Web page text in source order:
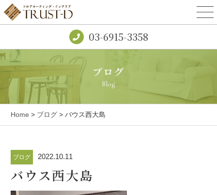
03-6915-3358
ブログ
Blog
Home > ブログ > バウス西大島
ブログ 2022.10.11
バウス西大島